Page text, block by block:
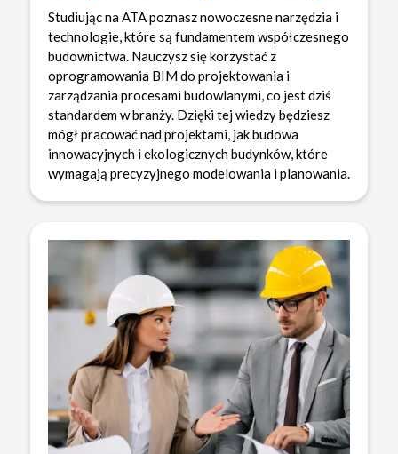
Studiując na ATA poznasz nowoczesne narzędzia i
technologie, które są fundamentem współczesnego
budownictwa. Nauczysz się korzystać z
oprogramowania BIM do projektowania i
zarządzania procesami budowlanymi, co jest dziś
standardem w branży. Dzięki tej wiedzy będziesz
mógł pracować nad projektami, jak budowa
innowacyjnych i ekologicznych budynków, które
wymagają precyzyjnego modelowania i planowania.